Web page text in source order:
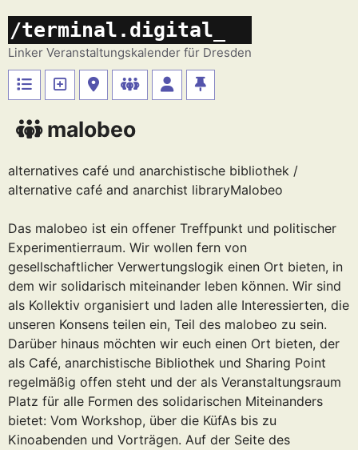
Inhalt
springen
/terminal.digital_
Linker Veranstaltungskalender für Dresden
malobeo
alternatives café und anarchistische bibliothek /
alternative café and anarchist libraryMalobeo
Das malobeo ist ein offener Treffpunkt und politischer
Experimentierraum. Wir wollen fern von
gesellschaftlicher Verwertungslogik einen Ort bieten, in
dem wir solidarisch miteinander leben können. Wir sind
als Kollektiv organisiert und laden alle Interessierten, die
unseren Konsens teilen ein, Teil des malobeo zu sein.
Darüber hinaus möchten wir euch einen Ort bieten, der
als Café, anarchistische Bibliothek und Sharing Point
regelmäßig offen steht und der als Veranstaltungsraum
Platz für alle Formen des solidarischen Miteinanders
bietet: Vom Workshop, über die KüfAs bis zu
Kinoabenden und Vorträgen. Auf der Seite des